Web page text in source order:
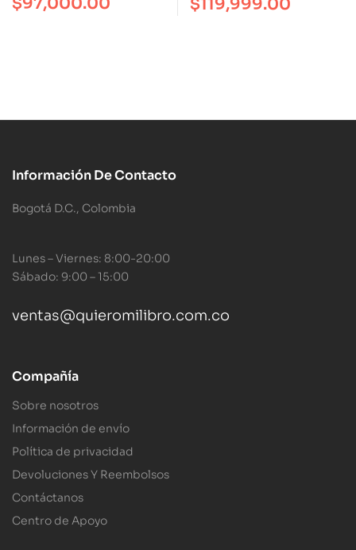
$119,999.00
Información De Contacto
Bogotá D.C., Colombia
Lunes – Viernes: 8:00-20:00
Sábado: 9:00 – 15:00
ventas@quieromilibro.com.co
Compañía
Sobre nosotros
Información de envío
Política de privacidad
Devoluciones Y Reembolsos
Contáctanos
Centro de Apoyo